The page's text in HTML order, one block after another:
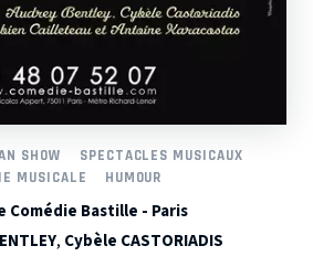
SHOW
SPECTACLES MUSICAUX
MUSICALE
HUMOUR
Comédie Bastille - Paris
, Cybèle CASTORIADIS